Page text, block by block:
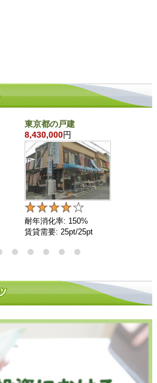
東京都の戸建
8,430,000円
耐年消化率: 150%
賃貸需要: 25pt/25pt